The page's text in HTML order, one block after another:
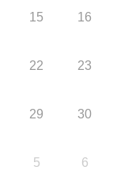
15 16
22 23
29 30
5 6